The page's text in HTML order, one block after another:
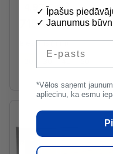
4.97 € m
715.09 €/pal
Biezums (mm)
✓ Īpašus
✓ Jaunumus
*Vēlos saņemt
apliecinu, ka esmu